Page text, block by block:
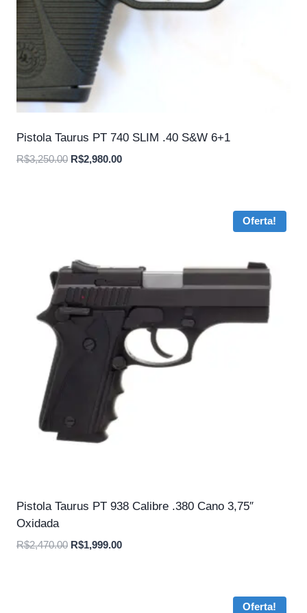
Pistola Taurus PT 740 SLIM .40 S&W 6+1
R$3,250.00 O
R$2,980.00O
Oferta!
Pistola Taurus PT 938 Calibre .380 Cano 3,75″
Oxidada
R$2,470.00 O
R$1,999.00O
Oferta!